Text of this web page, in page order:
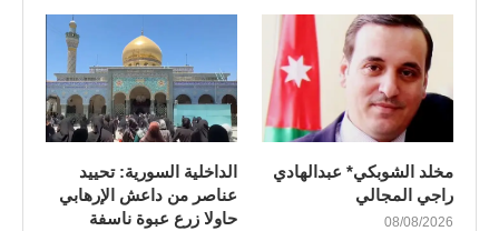
مخلد الشوبكي* عبدالهادي
راجي المجالي
08/08/2026
الداخلية السورية: تحييد
عناصر من داعش الإرهابي
حاولا زرع عبوة ناسفة